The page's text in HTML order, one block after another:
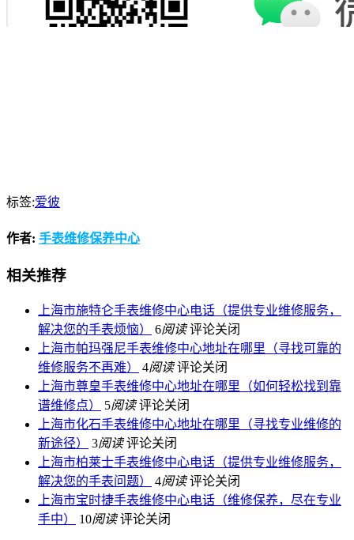
标签:爱彼
作者: 手表维修保养中心
相关推荐
上海市施特仑手表维修中心电话（提供专业维修服务，
解决您的手表烦恼）
6阅读 评论关闭
上海市帕玛强尼手表维修中心地址在哪里（寻找可靠的
维修服务不再难）
4阅读 评论关闭
上海市尊皇手表维修中心地址在哪里（如何轻松找到靠
谱维修点）
5阅读 评论关闭
上海市化石手表维修中心地址在哪里（寻找专业维修的
新途径）
3阅读 评论关闭
上海市柏莱士手表维修中心电话（提供专业维修服务，
解决您的手表问题）
4阅读 评论关闭
上海市宝时捷手表维修中心电话（维修保养，尽在专业
手中）
10阅读 评论关闭